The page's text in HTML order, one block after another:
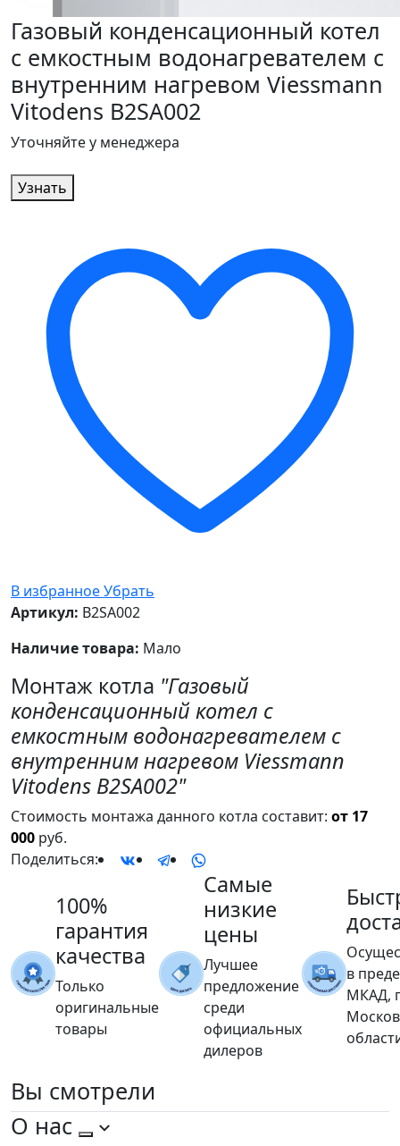
Газовый конденсационный котел
с емкостным водонагревателем с
внутренним нагревом Viessmann
Vitodens B2SA002
Уточняйте у менеджера
Узнать
В избранноеУбрать
Артикул: B2SA002
Наличие товара: Мало
Монтаж котла "Газовый
конденсационный котел с
емкостным водонагревателем с
внутренним нагревом Viessmann
Vitodens B2SA002"
Стоимость монтажа данного котла составит: от 17
000 руб.
Поделиться:
100%
гарантия
качества
Только
оригинальные
товары
Самые
низкие
цены
Лучшее
предложение
среди
официальных
дилеров
в
МКАД,
Вы смотрели
О нас